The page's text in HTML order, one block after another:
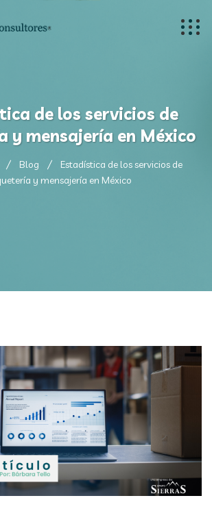
de los servicios de
y mensajería en México
Blog
Estadística de los servicios de
y mensajería en México